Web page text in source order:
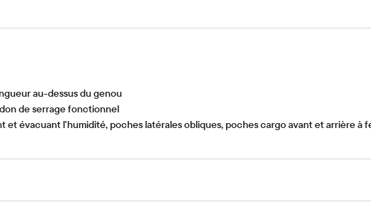
au-dessus du genou
de serrage fonctionnel
et évacuant l'humidité, poches latérales obliques, poches cargo avant et arrière